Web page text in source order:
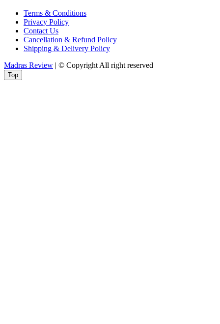
Terms & Conditions
Privacy Policy
Contact Us
Cancellation & Refund Policy
Shipping & Delivery Policy
Madras Review | © Copyright All right reserved
Top